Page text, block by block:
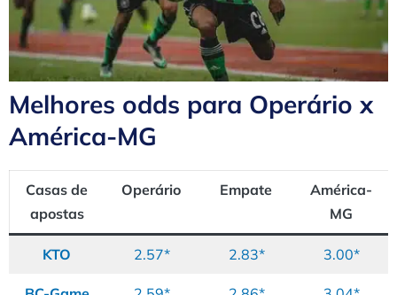
Melhores odds para Operário x
América-MG
Casas de
apostas
Operário Empate
América-
MG
KTO 2.57* 2.83* 3.00*